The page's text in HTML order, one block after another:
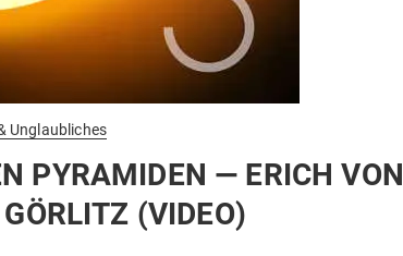
Unglaubliches
PYRA­MIDEN — ERICH VON
(VIDEO)